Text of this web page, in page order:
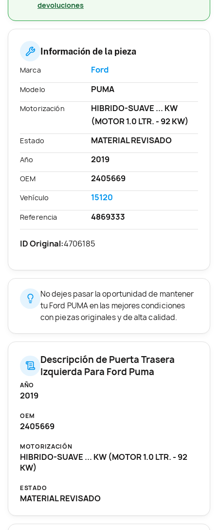
devoluciones
Información de la pieza
Marca Ford
Modelo PUMA
Motorización
HIBRIDO-SUAVE ... KW
(MOTOR 1.0 LTR. - 92 KW)
Estado MATERIAL REVISADO
Año 2019
OEM 2405669
Vehículo 15120
Referencia 4869333
ID Original:4706185
No dejes pasar la oportunidad de mantener
tu Ford PUMA en las mejores condiciones
con piezas originales y de alta calidad.
Descripción de Puerta Trasera
Izquierda Para Ford Puma
AÑO
2019
OEM
2405669
MOTORIZACIÓN
HIBRIDO-SUAVE ... KW (MOTOR 1.0 LTR. - 92
KW)
ESTADO
MATERIAL REVISADO